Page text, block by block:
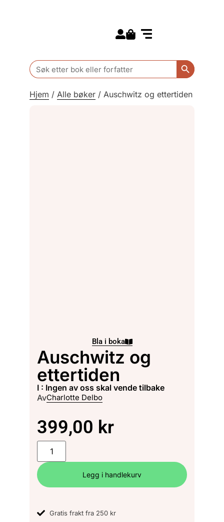
Search
for:
Search
Hjem / Alle bøker / Auschwitz og ettertiden
Bla i boka
Auschwitz og
ettertiden
I : Ingen av oss skal vende tilbake
AvCharlotte Delbo
399,00 kr
Legg i handlekurv
Gratis frakt fra 250 kr